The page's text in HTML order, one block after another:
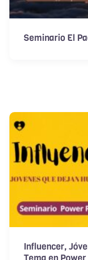
Seminario El
Influencer,